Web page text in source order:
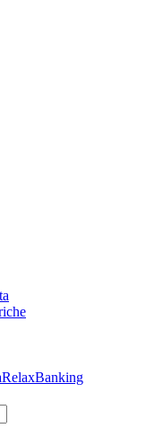
RelaxBanking